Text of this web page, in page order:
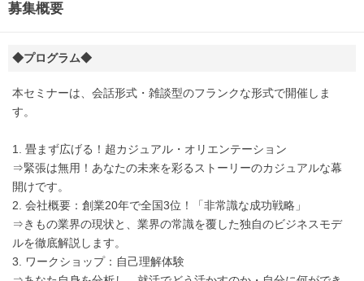
募集概要
◆プログラム◆
本セミナーは、会話形式・雑談型のフランクな形式で開催しま
す。
1. 畳まず広げる！超カジュアル・オリエンテーション
⇒緊張は無用！あなたの未来を彩るストーリーのカジュアルな幕
開けです。
2. 会社概要：創業20年で全国3位！「非常識な成功戦略」
⇒きもの業界の現状と、業界の常識を覆した独自のビジネスモデ
ルを徹底解説します。
3. ワークショップ：自己理解体験